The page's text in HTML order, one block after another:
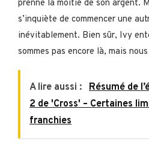
prenne la moitié de son argent.
s’inquiète de commencer une
inévitablement. Bien sûr, Ivy
sommes pas encore là, mais
A lire aussi : Résumé de
2 de 'Cross' – Certaines
franchies